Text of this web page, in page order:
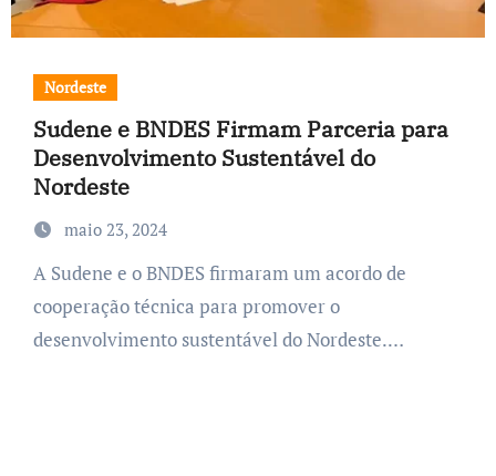
Nordeste
Sudene e BNDES Firmam Parceria para
Desenvolvimento Sustentável do
Nordeste
maio 23, 2024
A Sudene e o BNDES firmaram um acordo de
cooperação técnica para promover o
desenvolvimento sustentável do Nordeste.…